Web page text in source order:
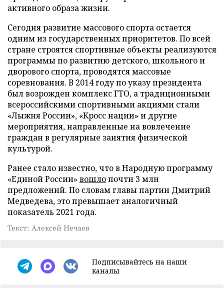
активного образа жизни.
Сегодня развитие массового спорта остается
одним из государственных приоритетов. По всей
стране строятся спортивные объекты реализуются
программы по развитию детского, школьного и
дворового спорта, проводятся массовые
соревнования. В 2014 году по указу президента
был возрожден комплекс ГТО, а традиционными
всероссийскими спортивными акциями стали
«Лыжня России», «Кросс нации» и другие
мероприятия, направленные на вовлечение
граждан в регулярные занятия физической
культурой.
Ранее стало известно, что в Народную программу
«Единой России» вошлопочти 3 млн
предложений. По словам главы партии Дмитрий
Медведева, это превышает аналогичный
показатель 2021 года.
Текст: Алексей Нечаев
Подписывайтесь на наши
каналы